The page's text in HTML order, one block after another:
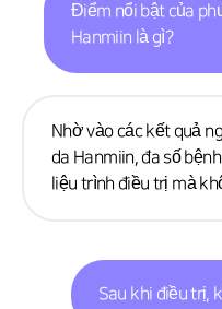
Điểm nổi bật của
Hanmiin là gì?
Nhờ vào các kết quả
da Hanmiin, đa số
liệu trình điều trị mà
Sau khi điều trị,